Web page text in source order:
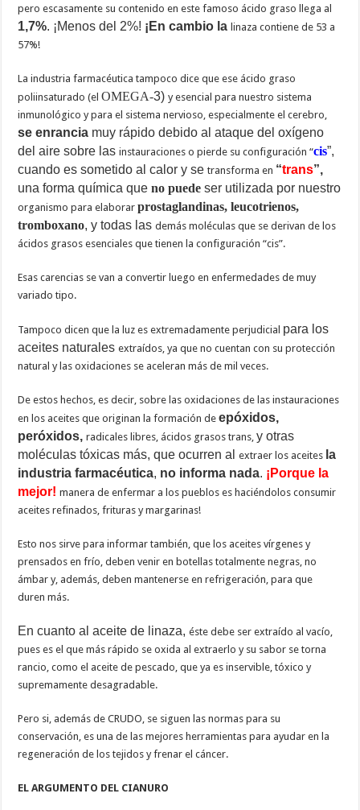
pero escasamente su contenido en este famoso ácido graso llega al
1,7%. ¡Menos del 2%! ¡En cambio lalinaza contiene de 53 a
57%!
La industria farmacéutica tampoco dice que ese ácido graso
poliinsaturado (elOMEGA-3)y esencial para nuestro sistema
inmunológico y para el sistema nervioso, especialmente el cerebro,
se enrancia muy rápido debido al ataque del oxígeno
del aire sobre lasinstauraciones o pierde su configuración “cis”,
cuando es sometido al calor y setransforma en “trans”,
una forma química queno puedeser utilizada por nuestro
organismo para elaborarprostaglandinas, leucotrienos,
tromboxano, y todas lasdemás moléculas que se derivan de los
ácidos grasos esenciales que tienen la configuración “cis”.
Esas carencias se van a convertir luego en enfermedades de muy
variado tipo.
Tampoco dicen que la luz es extremadamente perjudicial para los
aceites naturalesextraídos, ya que no cuentan con su protección
natural y las oxidaciones se aceleran más de mil veces.
De estos hechos, es decir, sobre las oxidaciones de las instauraciones
en los aceites que originan la formación deepóxidos,
peróxidos,radicales libres, ácidos grasos trans,y otras
moléculas tóxicas más, que ocurren alextraer los aceites la
industria farmacéutica, no informa nada. ¡Porque la
mejor!manera de enfermar a los pueblos es haciéndolos consumir
aceites refinados, frituras y margarinas!
Esto nos sirve para informar también, que los aceites vírgenes y
prensados en frío, deben venir en botellas totalmente negras, no
ámbar y, además, deben mantenerse en refrigeración, para que
duren más.
En cuanto al aceite de linaza,éste debe ser extraído al vacío,
pues es el que más rápido se oxida al extraerlo y su sabor se torna
rancio, como el aceite de pescado, que ya es inservible, tóxico y
supremamente desagradable.
Pero si, además de CRUDO, se siguen las normas para su
conservación, es una de las mejores herramientas para ayudar en la
regeneración de los tejidos y frenar el cáncer.
EL ARGUMENTO DEL CIANURO